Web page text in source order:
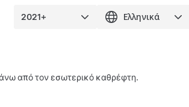
από τον εσωτερικό καθρέφτη.